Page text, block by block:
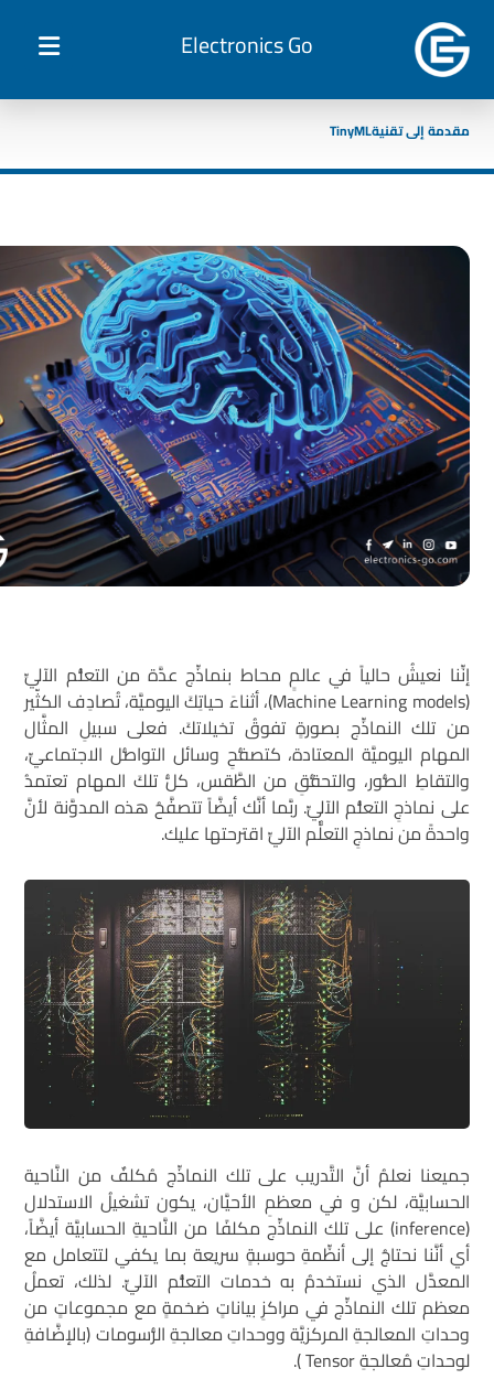
Electronics Go
مقدمة إلى تقنيةTinyML
إنِّنا نعيشُ حالياً في عالمٍ محاط بنماذِّج عدَّة من التعلُّم الآليِّ
(Machine Learning models)، أثناءَ حياتِكَ اليوميَّة، تُصادِف الكثّير
من تلك النماذِّج بصورةٍ تفوقُ تخيلاتكَ. فعلى سبيلِ المثَّال
المهام اليوميَّة المعتادة، كتصفُّحِ وسائل التواصُّل الاجتماعيِّ،
والتقاطِ الصُّور، والتحقُّقِ من الطَّقس، كلُّ تلكَ المهام تعتمدُ
على نماذجِ التعلُّم الآليِّ. ربَّما أنَّك أيضَّاً تتصفَّحُ هذه المدوَّنة لأنَّ
واحدةً من نماذجِ التعلٌّم الآليِّ اقترحتها عليك.
جميعنا نعلمُ أنَّ التَّدريب على تلك النماذِّج مُكلفٌ من النَّاحية
الحسابيَّة، لكن و في معظمِ الأحيَّان، يكون تشغيلُ الاستدلال
(inference) على تلك النماذِّج مكلفًا من النَّاحيةِ الحسابيَّة أيضَّاً،
أي أنَّنا نحتاجُ إلى أنظِّمةِ حوسبةٍ سريعة بما يكفي لتتعامل مع
المعدَّل الذي نستخدمُ به خدمات التعلُّم الآليِّ. لذلك، تعملُ
معظم تلك النماذِّج في مراكزِ بياناتٍ ضخمةٍ مع مجموعاتٍ من
وحداتِ المعالجةِ المركزيَّة ووحداتِ معالجةِ الرُّسومات (بالإضَّافةِ
لوحداتِ مُعالجةِ Tensor ).